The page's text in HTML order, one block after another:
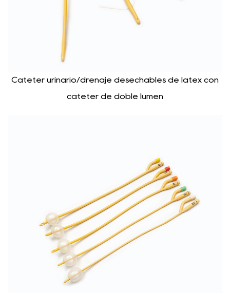
Catéter urinario/drenaje desechables de látex con
catéter de doble lumen